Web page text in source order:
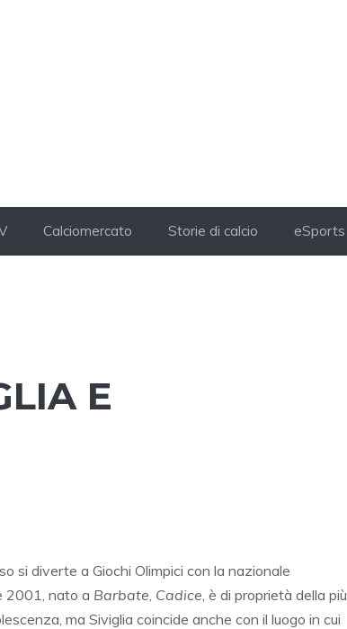
Calciomercato Storie di calcio eSports
E
si diverte a Giochi Olimpici con la nazionale
2001, nato a Barbate, Cadice, è di proprietà della più
ma Siviglia coincide anche con il luogo in cui